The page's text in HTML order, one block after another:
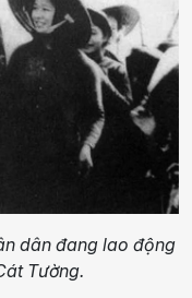
dân đang lao động
Tường.